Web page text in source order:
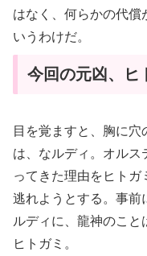
はなく、何らかの代償
いうわけだ。
今回の元凶、ヒ
目を覚ますと、胸に
は、なルディ。オル
ってきた理由をヒト
逃れようとする。事前
ルディに、龍神のこと
ヒトガミ。